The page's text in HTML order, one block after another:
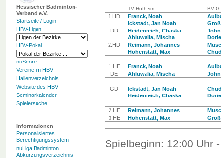
Hessischer Badminton-
Verband e.V.
Startseite / Login
HBV-Ligen
HBV-Pokal
nuScore
Vereine im HBV
Hallenverzeichnis
Website des HBV
Seminarkalender
Spielersuche
Informationen
Personalisiertes
Berechtigungssystem
nuLiga Badminton
Abkürzungsverzeichnis
TV Hofheim BV
1.HD
Franck, Noah
Ickstadt, Jan Noah
DD
Heidenreich, Chaska
Ahluwalia, Mischa
2.HD
Reimann, Johannes
Hohenstatt, Max
1.HE Franck, Noah
DE
Ahluwalia, Mischa
GD
Ickstadt, Jan Noah
Heidenreich, Chaska
2.HE Reimann, Johannes
3.HE
Hohenstatt, Max
Spielbeginn: 12:00 Uhr